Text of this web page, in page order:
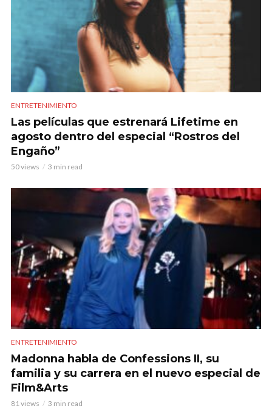
ENTRETENIMIENTO
Las películas que estrenará Lifetime en
agosto dentro del especial “Rostros del
Engaño”
50 views 3 min read
ENTRETENIMIENTO
Madonna habla de Confessions II, su
familia y su carrera en el nuevo especial de
Film&Arts
81 views 3 min read